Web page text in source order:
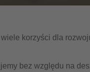
korzyści dla
bez względu na